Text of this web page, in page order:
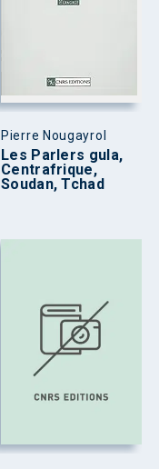
Pierre Nougayrol
Les Parlers gula,
Centrafrique,
Soudan, Tchad